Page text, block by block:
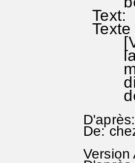
Text:
la
mél
de
De:
Version